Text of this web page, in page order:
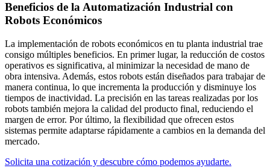
Beneficios de la Automatización Industrial con
Robots Económicos
La implementación de robots económicos en tu planta industrial trae
consigo múltiples beneficios. En primer lugar, la reducción de costos
operativos es significativa, al minimizar la necesidad de mano de
obra intensiva. Además, estos robots están diseñados para trabajar de
manera continua, lo que incrementa la producción y disminuye los
tiempos de inactividad. La precisión en las tareas realizadas por los
robots también mejora la calidad del producto final, reduciendo el
margen de error. Por último, la flexibilidad que ofrecen estos
sistemas permite adaptarse rápidamente a cambios en la demanda del
mercado.
Solicita una cotización y descubre cómo podemos ayudarte.